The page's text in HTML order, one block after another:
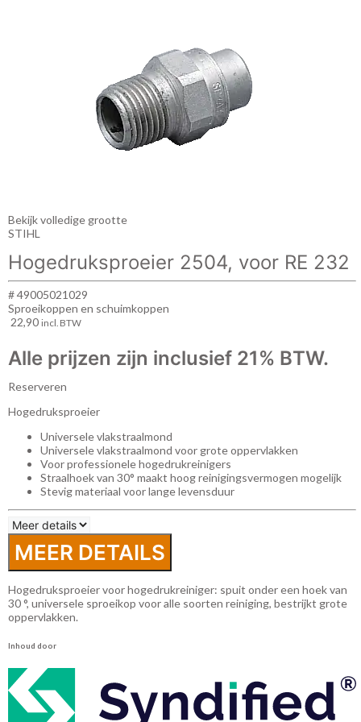
Bekijk volledige grootte
STIHL
Hogedruksproeier 2504, voor RE 232
# 49005021029
Sproeikoppen en schuimkoppen
22,90 incl. BTW
Alle prijzen zijn inclusief 21% BTW.
Reserveren
Hogedruksproeier
Universele vlakstraalmond
Universele vlakstraalmond voor grote oppervlakken
Voor professionele hogedrukreinigers
Straalhoek van 30° maakt hoog reinigingsvermogen mogelijk
Stevig materiaal voor lange levensduur
MEER DETAILS
Hogedruksproeier voor hogedrukreiniger: spuit onder een hoek van
30 °, universele sproeikop voor alle soorten reiniging, bestrijkt grote
oppervlakken.
Inhoud door